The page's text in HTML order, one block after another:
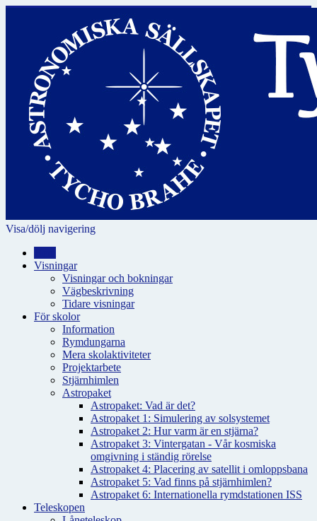
Visa/dölj navigering
Visningar
Visningar och bokningar
Vägbeskrivning
Tidare visningar
För skolor
Information
Rymdungarna
Mera skolaktiviteter
Projektarbete
Stjärnhimlen
Astropaket
Astropaket: Vad är det?
Astropaket 1: Simulering av solsystemet
Astropaket 2: Hur varm är en stjärna?
Astropaket 3: Vintergatan - Vår kosmiska
omgivning i ständig rörelse
Astropaket 4: Placering av satellit i omloppsbana
Astropaket 5: Vad finns på stjärnhimlen?
Astropaket 6: Internationella rymdstationen ISS
Teleskopen